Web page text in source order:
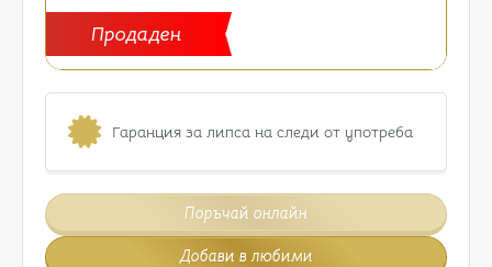
Продаден
Гаранция за липса на следи от употреба
Поръчай онлайн
Добави в любими